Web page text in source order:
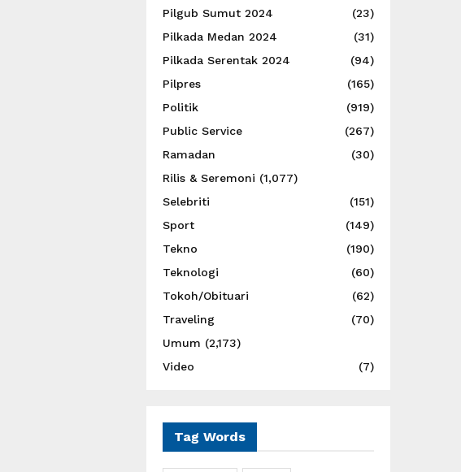
Pilgub Sumut 2024
(23)
Pilkada Medan 2024
(31)
Pilkada Serentak 2024
(94)
Pilpres
(165)
Politik
(919)
Public Service
(267)
Ramadan
(30)
Rilis & Seremoni (1,077)
Selebriti
(151)
Sport
(149)
Tekno
(190)
Teknologi
(60)
Tokoh/Obituari
(62)
Traveling
(70)
Umum (2,173)
Video
(7)
Tag Words